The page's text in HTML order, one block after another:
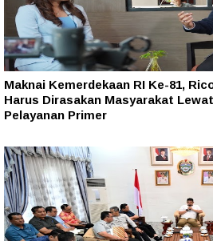
Maknai Kemerdekaan RI Ke-81,
Harus Dirasakan Masyarakat
Pelayanan Primer